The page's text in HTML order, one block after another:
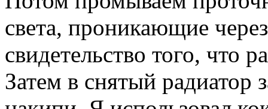
света, проника­ющие
свидетельство того, что
Затем в снятый радиатор